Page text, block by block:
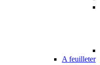
A feuilleter